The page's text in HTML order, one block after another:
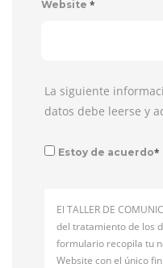
Website *
La siguiente
datos debe leerse y
Estoy de acuerdo*
El TALLER DE
del tratamiento de los
formulario recopila tu
Website con el único